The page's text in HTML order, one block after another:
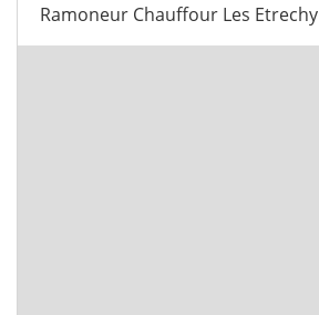
Ramoneur Chauffour Les Etrechy